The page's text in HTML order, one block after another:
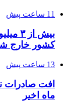
11 ساعت پیش
بیش
کشور خارج
13 ساعت پیش
ماه اخیر